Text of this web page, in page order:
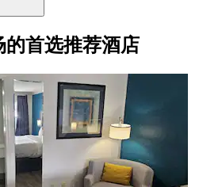
首选推荐酒店